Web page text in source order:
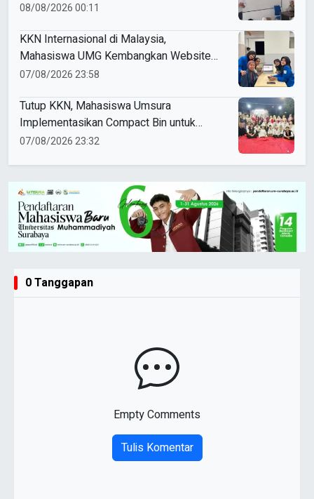
08/08/2026 00:11
KKN Internasional di Malaysia,
Mahasiswa UMG Kembangkan Website
Pengenalan Budaya Indonesia
07/08/2026 23:58
Tutup KKN, Mahasiswa Umsura
Implementasikan Compact Bin untuk
Sampah Anorganik di Ketabang
07/08/2026 23:32
0 Tanggapan
Empty Comments
Tulis Komentar